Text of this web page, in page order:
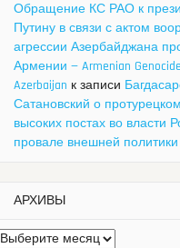
Обращение КС РАО к
Путину в связи с актом
агрессии Азербайджана
Армении — Armenian
Azerbaijan к записи
Сатановский о
высоких постах во власти
провале внешней политики
АРХИВЫ
Архивы